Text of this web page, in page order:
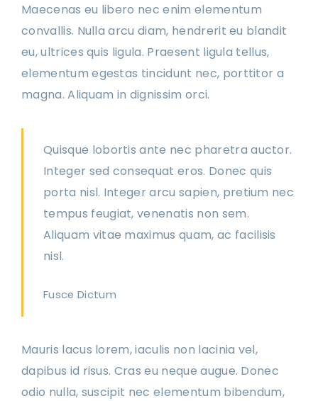
Maecenas eu libero nec enim elementum
convallis. Nulla arcu diam, hendrerit eu blandit
eu, ultrices quis ligula. Praesent ligula tellus,
elementum egestas tincidunt nec, porttitor a
magna. Aliquam in dignissim orci.
Quisque lobortis ante nec pharetra auctor.
Integer sed consequat eros. Donec quis
porta nisl. Integer arcu sapien, pretium nec
tempus feugiat, venenatis non sem.
Aliquam vitae maximus quam, ac facilisis
nisl.
Fusce Dictum
Mauris lacus lorem, iaculis non lacinia vel,
dapibus id risus. Cras eu neque augue. Donec
odio nulla, suscipit nec elementum bibendum,